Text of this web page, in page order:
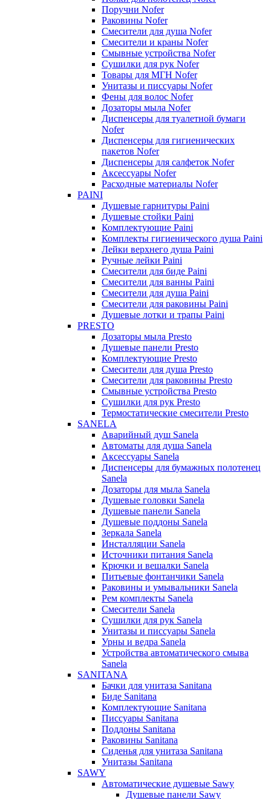
Поручни Nofer
Раковины Nofer
Смесители для душа Nofer
Смесители и краны Nofer
Смывные устройства Nofer
Сушилки для рук Nofer
Товары для МГН Nofer
Унитазы и писсуары Nofer
Фены для волос Nofer
Дозаторы мыла Nofer
Диспенсеры для туалетной бумаги
Nofer
Диспенсеры для гигиенических
пакетов Nofer
Диспенсеры для салфеток Nofer
Аксессуары Nofer
Расходные материалы Nofer
PAINI
Душевые гарнитуры Paini
Душевые стойки Paini
Комплектующие Paini
Комплекты гигиенического душа Paini
Лейки верхнего душа Paini
Ручные лейки Paini
Смесители для биде Paini
Смесители для ванны Paini
Смесители для душа Paini
Смесители для раковины Paini
Душевые лотки и трапы Paini
PRESTO
Дозаторы мыла Presto
Душевые панели Presto
Комплектующие Presto
Смесители для душа Presto
Смесители для раковины Presto
Смывные устройства Presto
Сушилки для рук Presto
Термостатические смесители Presto
SANELA
Аварийный душ Sanela
Автоматы для душа Sanela
Аксессуары Sanela
Диспенсеры для бумажных полотенец
Sanela
Дозаторы для мыла Sanela
Душевые головки Sanela
Душевые панели Sanela
Душевые поддоны Sanela
Зеркала Sanela
Инсталляции Sanela
Источники питания Sanela
Крючки и вешалки Sanela
Питьевые фонтанчики Sanela
Раковины и умывальники Sanela
Рем комплекты Sanela
Смесители Sanela
Сушилки для рук Sanela
Унитазы и писсуары Sanela
Урны и ведра Sanela
Устройства автоматического смыва
Sanela
SANITANA
Бачки для унитаза Sanitana
Биде Sanitana
Комплектующие Sanitana
Писсуары Sanitana
Поддоны Sanitana
Раковины Sanitana
Сиденья для унитаза Sanitana
Унитазы Sanitana
SAWY
Автоматические душевые Sawy
Душевые панели Sawy